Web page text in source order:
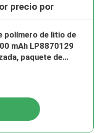
precio por
polímero de litio de
mAh LP8870129
paquete de